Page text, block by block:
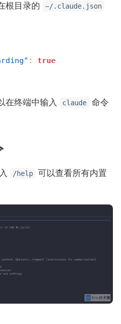
根目录的
~/.claude.json
:
true
在终端中输入 claude
命令
/help
可以查看所有内置